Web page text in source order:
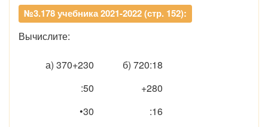
№3.178 учебника 2021-2022 (стр. 152):
Вычислите:
а) 370+230
:50
•30
б) 720:18
+280
:16